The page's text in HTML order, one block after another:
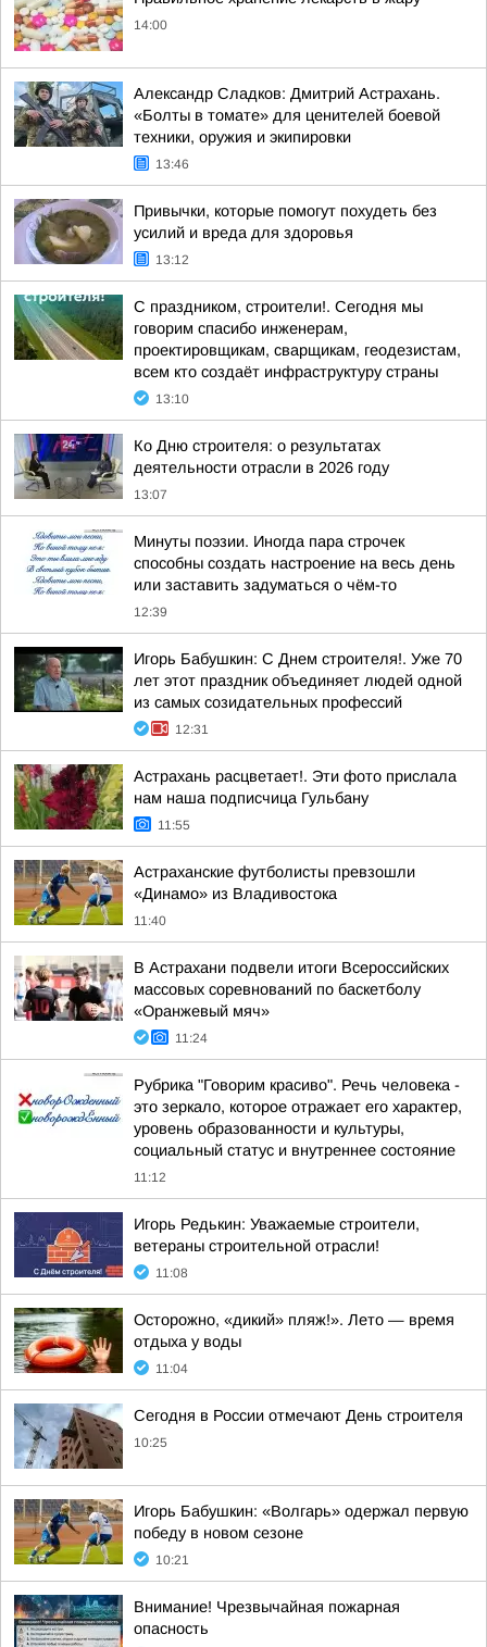
14:00
Александр Сладков: Дмитрий Астрахань.
«Болты в томате» для ценителей боевой
техники, оружия и экипировки
13:46
Привычки, которые помогут похудеть без
усилий и вреда для здоровья
13:12
С праздником, строители!. Сегодня мы
говорим спасибо инженерам,
проектировщикам, сварщикам, геодезистам,
всем кто создаёт инфраструктуру страны
13:10
Ко Дню строителя: о результатах
деятельности отрасли в 2026 году
13:07
Минуты поэзии. Иногда пара строчек
способны создать настроение на весь день
или заставить задуматься о чём-то
12:39
Игорь Бабушкин: С Днем строителя!. Уже 70
лет этот праздник объединяет людей одной
из самых созидательных профессий
12:31
Астрахань расцветает!. Эти фото прислала
нам наша подписчица Гульбану
11:55
Астраханские футболисты превзошли
«Динамо» из Владивостока
11:40
В Астрахани подвели итоги Всероссийских
массовых соревнований по баскетболу
«Оранжевый мяч»
11:24
Рубрика "Говорим красиво". Речь человека -
это зеркало, которое отражает его характер,
уровень образованности и культуры,
социальный статус и внутреннее состояние
11:12
Игорь Редькин: Уважаемые строители,
ветераны строительной отрасли!
11:08
Осторожно, «дикий» пляж!». Лето — время
отдыха у воды
11:04
Сегодня в России отмечают День строителя
10:25
Игорь Бабушкин: «Волгарь» одержал первую
победу в новом сезоне
10:21
Внимание! Чрезвычайная пожарная
опасность